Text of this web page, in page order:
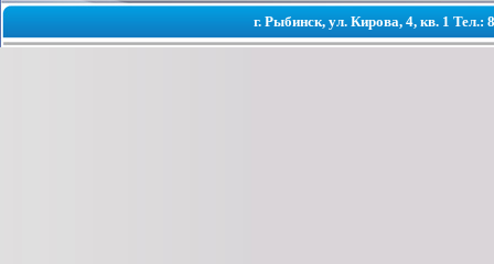
г. Рыбинск, ул. Кирова, 4, кв. 1 Тел.: